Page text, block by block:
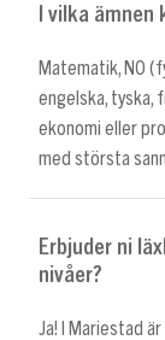
I vilka
Matematik, NO
engelska, tyska,
ekonomi eller
med största
Erbjuder ni
nivåer?
Ja! I Mariestad